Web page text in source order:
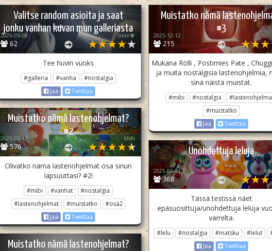
Valitse random asioita ja saat
jonku vanhan kuvan mun galleriasta
62
2026-05-08 Sieni🍄
Tee huvin vuoks
#galleria #vanha
#nostalgia
Jaa
Twiittaa
Muistatko nämä
#3
215
2025-12-12
Mukana Rölli , Postimies Pate ,
ja muita nostalgisia lastenohjelmia,
sinä näistä muistat.
#mibi #nostalgia
#muistatko
Jaa
Twiittaa
Muistatko nämä lastenohjelmat?
#2
576
2025-02-12 MiBi
Olivatko nämä lastenohjelmat osa sinun
lapsuuttasi? #2!
#mibi #vanhat
#nostalgia
#lastenohjelmat
#muistatko
#osa2
Jaa
Twiittaa
Unohdettuja leluja
368
2025-02-01
Tässä testissä näet
epäsuosittuja/unohdettuja leluja
varrelta.
#lelu #nostalgia #matsku #lelut
Jaa
Twiittaa
Muistatko nämä lastenohjelmat?